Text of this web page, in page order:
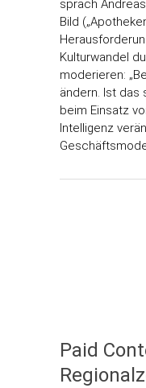
sprach
Bild
Kulturwandel
moderieren:
ändern. Ist das
beim Einsatz
Intelligenz
Paid